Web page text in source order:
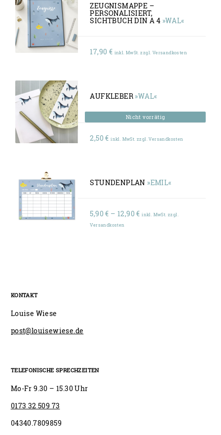
ZEUGNISMAPPE –
PERSONALISIERT,
SICHTBUCH DIN A 4 »WAL«
17,90 € inkl. MwSt. zzgl. Versandkosten
AUFKLEBER »WAL«
2,50€ inkl. MwSt. zzgl. Versandkosten
STUNDENPLAN »EMIL«
5,90€ –12,90€Preisspanne:
inkl. MwSt. zzgl.
Versandkosten
KONTAKT
Louise Wiese
post@louisewiese.de
TELEFONISCHE SPRECHZEITEN
Mo-Fr 9.30 – 15.30 Uhr
0173 32 509 73
04340.7809859